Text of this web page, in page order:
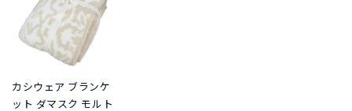
カシウェア ブランケ
ット ダマスク モルト